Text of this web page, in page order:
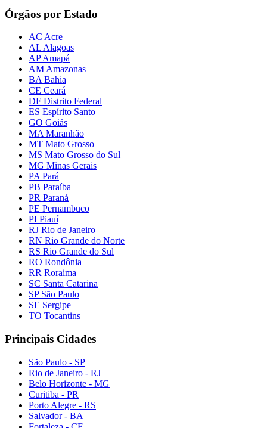
Órgãos por Estado
AC Acre
AL Alagoas
AP Amapá
AM Amazonas
BA Bahia
CE Ceará
DF Distrito Federal
ES Espírito Santo
GO Goiás
MA Maranhão
MT Mato Grosso
MS Mato Grosso do Sul
MG Minas Gerais
PA Pará
PB Paraíba
PR Paraná
PE Pernambuco
PI Piauí
RJ Rio de Janeiro
RN Rio Grande do Norte
RS Rio Grande do Sul
RO Rondônia
RR Roraima
SC Santa Catarina
SP São Paulo
SE Sergipe
TO Tocantins
Principais Cidades
São Paulo - SP
Rio de Janeiro - RJ
Belo Horizonte - MG
Curitiba - PR
Porto Alegre - RS
Salvador - BA